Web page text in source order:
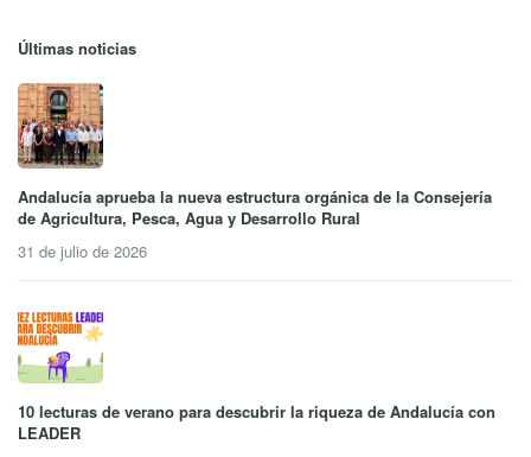
Últimas noticias
Andalucía aprueba la nueva estructura orgánica de la Consejería
de Agricultura, Pesca, Agua y Desarrollo Rural
31 de julio de 2026
10 lecturas de verano para descubrir la riqueza de Andalucía con
LEADER